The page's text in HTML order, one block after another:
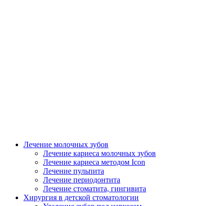
Лечение молочных зубов
Лечение кариеса молочных зубов
Лечение кариеса методом Icon
Лечение пульпита
Лечение периодонтита
Лечение стоматита, гингивита
Хирургия в детской стоматологии